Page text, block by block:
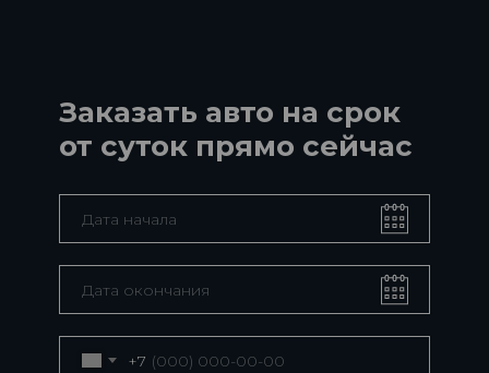
Заказать авто на срок
от суток прямо сейчас
+7